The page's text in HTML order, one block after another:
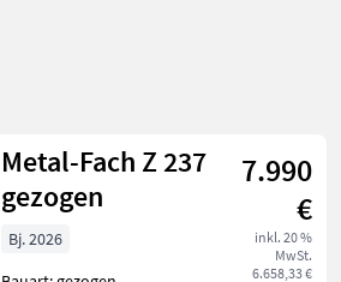
Metal-Fach Z 237
gezogen
7.990
€
inkl. 20 %
MwSt.
6.658,33 €
Bj. 2026